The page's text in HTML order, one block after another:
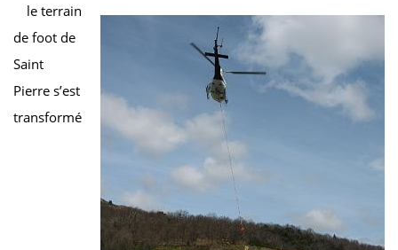
le terrain
de foot de
Saint
Pierre s’est
transformé